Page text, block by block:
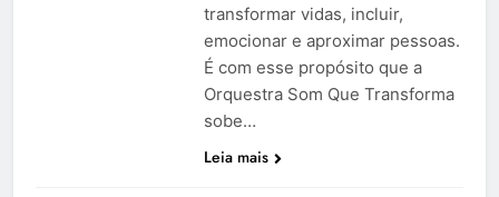
transformar vidas, incluir,
emocionar e aproximar pessoas.
É com esse propósito que a
Orquestra Som Que Transforma
sobe…
Leia mais